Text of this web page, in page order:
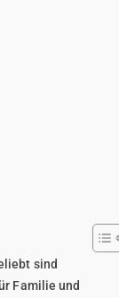
sind
Familie und